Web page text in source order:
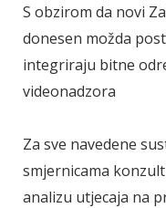
S obzirom da novi
donesen možda
integriraju bitne
videonadzora
Za sve navedene
smjernicama
analizu utjecaja na